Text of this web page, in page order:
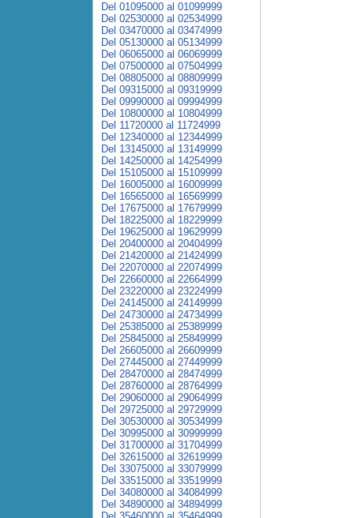
Del 01095000 al 01099999
Del 02530000 al 02534999
Del 03470000 al 03474999
Del 05130000 al 05134999
Del 06065000 al 06069999
Del 07500000 al 07504999
Del 08805000 al 08809999
Del 09315000 al 09319999
Del 09990000 al 09994999
Del 10800000 al 10804999
Del 11720000 al 11724999
Del 12340000 al 12344999
Del 13145000 al 13149999
Del 14250000 al 14254999
Del 15105000 al 15109999
Del 16005000 al 16009999
Del 16565000 al 16569999
Del 17675000 al 17679999
Del 18225000 al 18229999
Del 19625000 al 19629999
Del 20400000 al 20404999
Del 21420000 al 21424999
Del 22070000 al 22074999
Del 22660000 al 22664999
Del 23220000 al 23224999
Del 24145000 al 24149999
Del 24730000 al 24734999
Del 25385000 al 25389999
Del 25845000 al 25849999
Del 26605000 al 26609999
Del 27445000 al 27449999
Del 28470000 al 28474999
Del 28760000 al 28764999
Del 29060000 al 29064999
Del 29725000 al 29729999
Del 30530000 al 30534999
Del 30995000 al 30999999
Del 31700000 al 31704999
Del 32615000 al 32619999
Del 33075000 al 33079999
Del 33515000 al 33519999
Del 34080000 al 34084999
Del 34890000 al 34894999